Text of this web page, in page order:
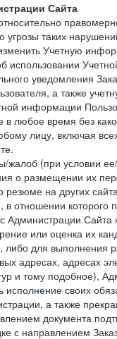
Сайта
угрозы таких
Учетную
использовании
уведомления
а также
информации
любое время без
лицу, включая
жалоб (при условии
о размещении их
резюме на других
в отношении которого
Администрации
или оценка их
либо для выполнения
адресах, адресах
и тому подобное),
своих
а также
документа
с направлением